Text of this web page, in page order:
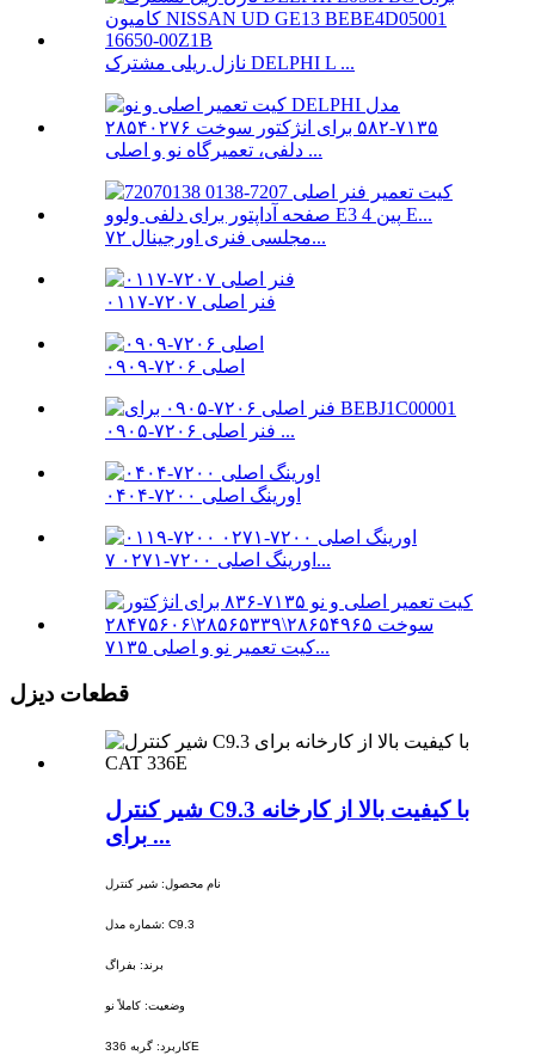
نازل ریلی مشترک DELPHI L ...
دلفی، تعمیرگاه نو و اصلی ...
مجلسی فنری اورجینال ۷۲...
فنر اصلی ۷۲۰۷-۰۱۱۷
اصلی ۷۲۰۶-۰۹۰۹
فنر اصلی ۷۲۰۶-۰۹۰۵ ...
اورینگ اصلی ۷۲۰۰-۰۴۰۴
اورینگ اصلی ۷۲۰۰-۰۲۷۱ ۷...
کیت تعمیر نو و اصلی ۷۱۳۵...
قطعات دیزل
شیر کنترل C9.3 با کیفیت بالا از کارخانه
برای ...
نام محصول: شیر کنترل
شماره مدل: C9.3
برند: بفراگ
وضعیت: کاملاً نو
کاربرد: گربه 336E